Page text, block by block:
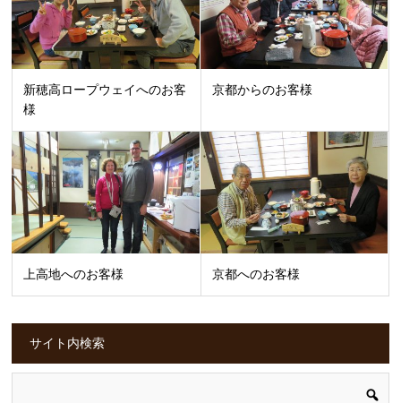
新穂高ロープウェイへのお客
様
京都からのお客様
上高地へのお客様 京都へのお客様
サイト内検索